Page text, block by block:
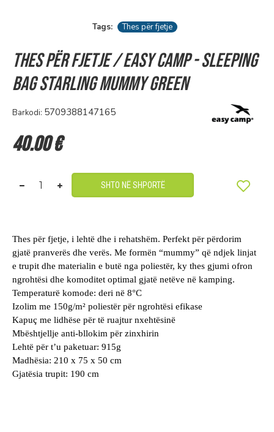
Tags: Thes për fjetje
Thes për fjetje / Easy Camp - Sleeping
Bag Starling Mummy Green
Barkodi: 5709388147165
40.00 €
SHTO NË SHPORTË
Thes për fjetje, i lehtë dhe i rehatshëm. Perfekt për përdorim
gjatë pranverës dhe verës. Me formën “mummy” që ndjek linjat
e trupit dhe materialin e butë nga poliestër, ky thes gjumi ofron
ngrohtësi dhe komoditet optimal gjatë netëve në kamping.
Temperaturë komode: deri në 8°C
Izolim me 150g/m² poliestër për ngrohtësi efikase
Kapuç me lidhëse për të ruajtur nxehtësinë
Mbështjellje anti-bllokim për zinxhirin
Lehtë për t’u paketuar: 915g
Madhësia: 210 x 75 x 50 cm
Gjatësia trupit: 190 cm